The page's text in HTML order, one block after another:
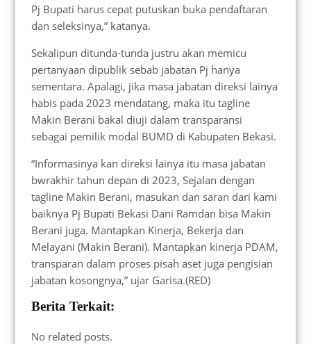
Pj Bupati harus cepat putuskan buka pendaftaran
dan seleksinya,” katanya.
Sekalipun ditunda-tunda justru akan memicu
pertanyaan dipublik sebab jabatan Pj hanya
sementara. Apalagi, jika masa jabatan direksi lainya
habis pada 2023 mendatang, maka itu tagline
Makin Berani bakal diuji dalam transparansi
sebagai pemilik modal BUMD di Kabupaten Bekasi.
“Informasinya kan direksi lainya itu masa jabatan
bwrakhir tahun depan di 2023, Sejalan dengan
tagline Makin Berani, masukan dan saran dari kami
baiknya Pj Bupati Bekasi Dani Ramdan bisa Makin
Berani juga. Mantapkan Kinerja, Bekerja dan
Melayani (Makin Berani). Mantapkan kinerja PDAM,
transparan dalam proses pisah aset juga pengisian
jabatan kosongnya,” ujar Garisa.(RED)
Berita Terkait:
No related posts.